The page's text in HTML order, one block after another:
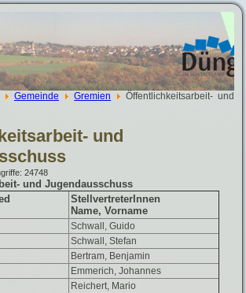
Gemeinde Gremien
Öffentlichkeitsarbeit- und
und
24748
und Jugendausschuss
StellvertreterInnen
Name, Vorname
Schwall, Guido
Schwall, Stefan
Bertram, Benjamin
Emmerich, Johannes
Reichert, Mario